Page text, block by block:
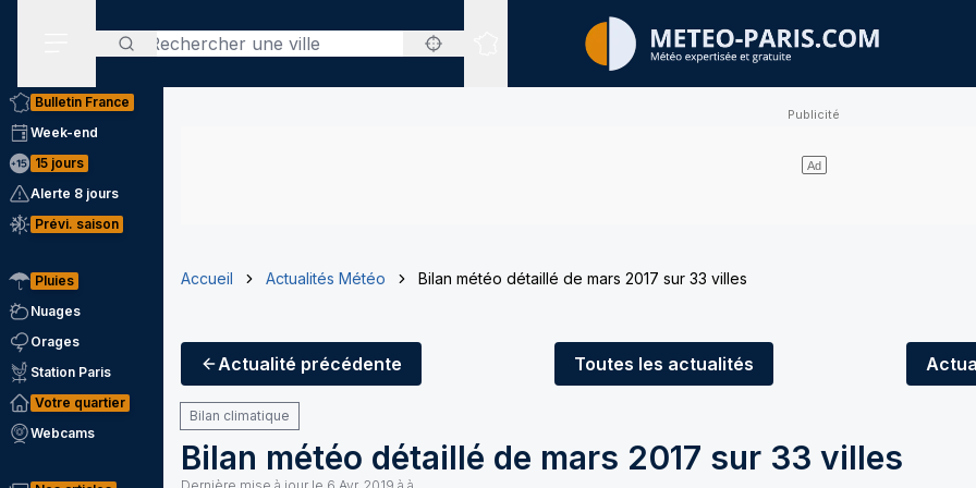
Rechercher
Sites expertisés
Bulletin France
Week-end
15 jours
Alerte 8 jours
Prévi. saison
Pluies
Nuages
Orages
Station Paris
Votre quartier
Webcams
Accueil Actualités Météo Bilan météo détaillé de mars 2017 sur 33 villes
Actualité précédente Toutes les actualités
Bilan climatique
Bilan météo détaillé de mars 2017 sur 33 villes